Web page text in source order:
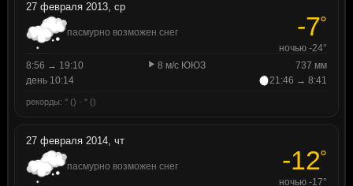
27 февраля 2013, ср
пасмурно возможен снег -7°
ночью -24°
8:56 → 19:10
8 м/с ЮЮЗ
737 мм
день 10:14
21:46 → 8:41
рекорды: ° () · ° ()
27 февраля 2014, чт
пасмурно возможен снег -12°
ночью -17°